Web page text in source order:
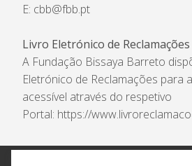
E: cbb@fbb.pt
Livro Eletrónico de Reclamações
A Fundação Bissaya Barreto
Eletrónico de Reclamações para
acessível através do respetivo
Portal: https://